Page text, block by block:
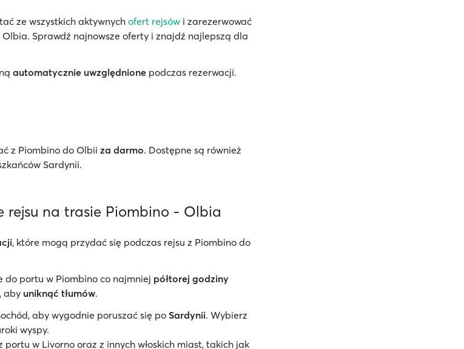
ze wszystkich aktywnych ofert rejsów i zarezerwować
Sprawdź najnowsze oferty i znajdź najlepszą dla
automatycznie uwzględnione podczas rezerwacji.
z Piombino do Olbii za darmo. Dostępne są również
Sardynii.
rejsu na trasie Piombino - Olbia
, które mogą przydać się podczas rejsu z Piombino do
do portu w Piombino co najmniej półtorej godziny
aby uniknąć tłumów.
aby wygodnie poruszać się po Sardynii. Wybierz
wyspy.
portu w Livorno oraz z innych włoskich miast, takich jak